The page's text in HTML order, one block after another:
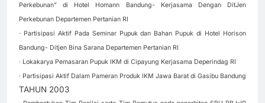
Perkebunan” di Hotel Homann Bandung- Kerjasama Dengan DitJen
Perkebunan Departemen Pertanian RI
· Partisipasi Aktif Pada Seminar Pupuk dan Bahan Pupuk di Hotel Horison
Bandung- Ditjen Bina Sarana Departemen Pertanian RI
· Lokakarya Pemasaran Pupuk IKM di Cipayung Kerjasama Deperindag RI
· Partisipasi Aktif Dalam Pameran Produk IKM Jawa Barat di Gasibu Bandung
TAHUN 2003